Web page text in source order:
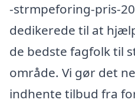
-strmpeforing-pris-
dedikerede til at
de bedste fagfolk til
område. Vi gør det
indhente tilbud fra